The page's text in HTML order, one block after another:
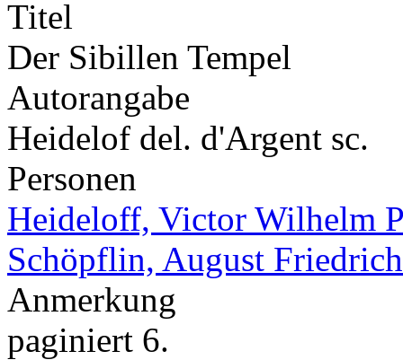
Titel
Der Sibillen Tempel
Autorangabe
Heidelof del. d'Argent sc.
Personen
Heideloff, Victor Wilhelm
Schöpflin, August Friedrich
Anmerkung
paginiert 6.